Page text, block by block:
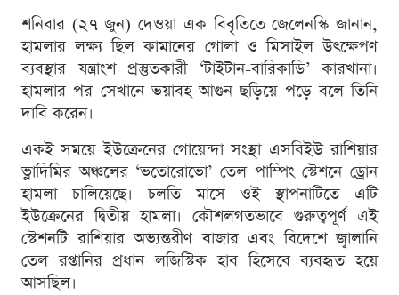
শনিবার (২৭ জুন) দেওয়া এক বিবৃতিতে জেলেনস্কি জানান,
হামলার লক্ষ্য ছিল কামানের গোলা ও মিসাইল উৎক্ষেপণ
ব্যবস্থার যন্ত্রাংশ প্রস্তুতকারী ‘টাইটান-বারিকাডি’ কারখানা।
হামলার পর সেখানে ভয়াবহ আগুন ছড়িয়ে পড়ে বলে তিনি
দাবি করেন।
একই সময়ে ইউক্রেনের গোয়েন্দা সংস্থা এসবিইউ রাশিয়ার
ভ্লাদিমির অঞ্চলের ‘ভতোরোভো’ তেল পাম্পিং স্টেশনে ড্রোন
হামলা চালিয়েছে। চলতি মাসে ওই স্থাপনাটিতে এটি
ইউক্রেনের দ্বিতীয় হামলা। কৌশলগতভাবে গুরুত্বপূর্ণ এই
স্টেশনটি রাশিয়ার অভ্যন্তরীণ বাজার এবং বিদেশে জ্বালানি
তেল রপ্তানির প্রধান লজিস্টিক হাব হিসেবে ব্যবহৃত হয়ে
আসছিল।